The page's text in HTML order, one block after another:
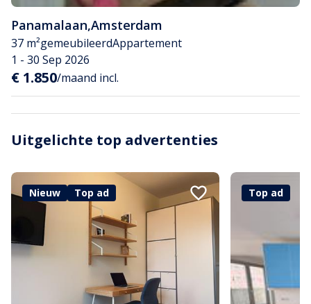
Panamalaan,Amsterdam
37 m²gemeubileerdAppartement
1 - 30 Sep 2026
€ 1.850/maand incl.
Uitgelichte top advertenties
Nieuw Top ad Top ad